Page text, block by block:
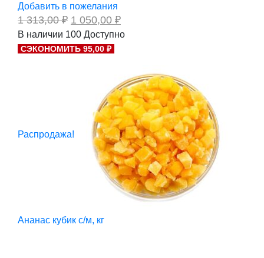
Добавить в пожелания
1 313,00₽ Первоначальная
цена
составляла
1
1 050,00 ₽Текущая
цена:
1
В наличии 100 Доступно
СЭКОНОМИТЬ 95,00 ₽
Распродажа!
Ананас кубик с/м, кг